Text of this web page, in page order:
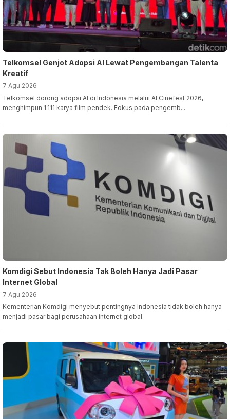
Telkomsel Genjot Adopsi AI Lewat Pengembangan Talenta
Kreatif
7 Agu 2026
Telkomsel dorong adopsi AI di Indonesia melalui AI Cinefest 2026,
menghimpun 1.111 karya film pendek. Fokus pada pengemb...
Komdigi Sebut Indonesia Tak Boleh Hanya Jadi Pasar
Internet Global
7 Agu 2026
Kementerian Komdigi menyebut pentingnya Indonesia tidak boleh hanya
menjadi pasar bagi perusahaan internet global.